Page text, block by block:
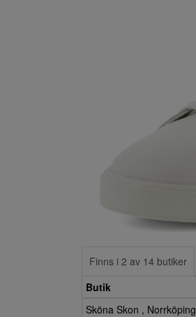
Finns i 2 av 14 butiker
Butik
Sköna Skon , Norrköping